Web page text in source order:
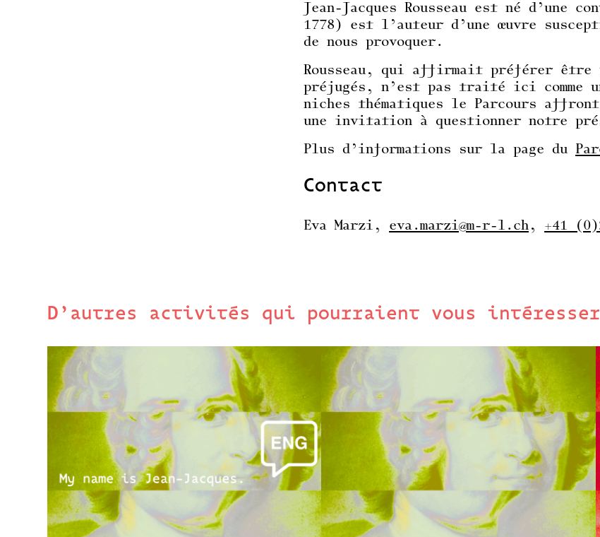
Jean-Jacques Rousseau est né d’une
1778) est l’auteur d’une œuvre
de nous provoquer.
Rousseau, qui affirmait préférer être un
préjugés, n’est pas traité ici comme
niches thématiques le Parcours
une invitation à questionner notre
Plus d’informations sur la page du
Contact
Eva Marzi, eva.marzi@m-r-l.ch , +41
D’autres activités qui pourraient vous